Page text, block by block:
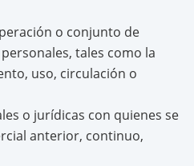
o conjunto de
tales como la
uso, circulación o
o jurídicas con quienes se
anterior, continuo,